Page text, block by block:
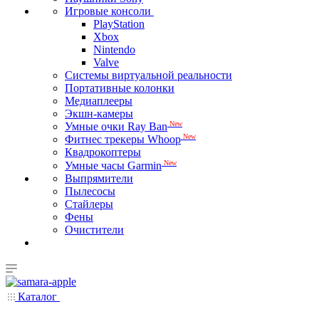
Игровые консоли
PlayStation
Xbox
Nintendo
Valve
Системы виртуальной реальности
Портативные колонки
Медиаплееры
Экшн-камеры
Умные очки Ray Ban New
Фитнес трекеры Whoop New
Квадрокоптеры
Умные часы Garmin New
Выпрямители
Пылесосы
Стайлеры
Фены
Очистители
Каталог